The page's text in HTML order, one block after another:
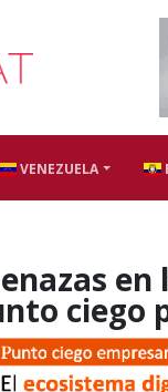
VENEZUELA
ciego